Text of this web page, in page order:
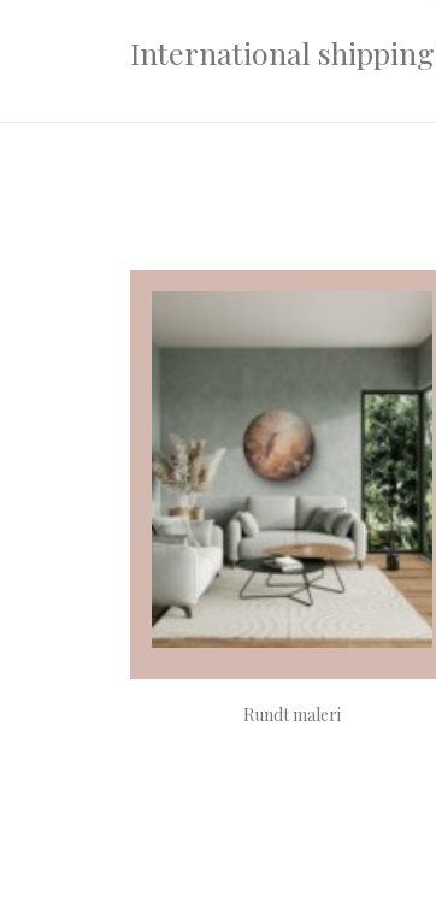
International
LÆS MERE
Rundt maleri